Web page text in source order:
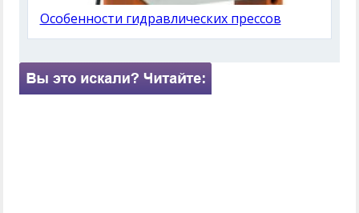
Особенности гидравлических прессов